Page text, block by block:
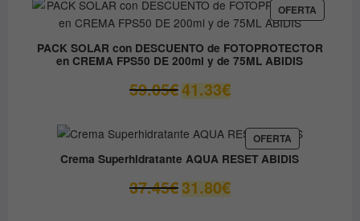
era:
37.00€.
es:
14.80€.
OFERTA
EN
PACK SOLAR con DESCUENTO de FOTOPROTECTOR
en CREMA FPS50 DE 200ml y de 75ML ABIDIS
59.05€ El
precio
era:
59.05€.
41.33€El
precio
es:
41.33€.
OFERTAPRODUCTO
EN
Crema Superhidratante AQUA RESET ABIDIS
37.45€ El
precio
31.80€El
precio